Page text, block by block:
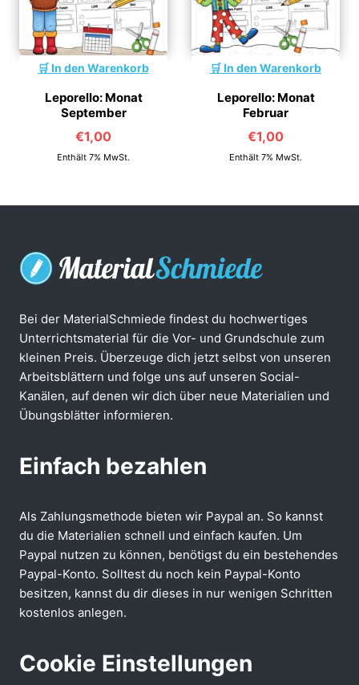
In den Warenkorb
Leporello: Monat
September
€1,00
Enthält 7% MwSt.
In den Warenkorb
Leporello: Monat
Februar
€1,00
Enthält 7% MwSt.
Bei der MaterialSchmiede findest du hochwertiges
Unterrichtsmaterial für die Vor- und Grundschule zum
kleinen Preis. Überzeuge dich jetzt selbst von unseren
Arbeitsblättern und folge uns auf unseren Social-
Kanälen, auf denen wir dich über neue Materialien und
Übungsblätter informieren.
Einfach bezahlen
Als Zahlungsmethode bieten wir Paypal an. So kannst
du die Materialien schnell und einfach kaufen. Um
Paypal nutzen zu können, benötigst du ein bestehendes
Paypal-Konto. Solltest du noch kein Paypal-Konto
besitzen, kannst du dir dieses in nur wenigen Schritten
kostenlos anlegen.
Cookie Einstellungen